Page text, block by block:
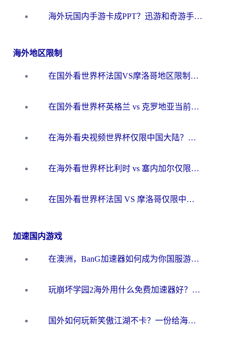
海外玩国内手游卡成PPT？迅游和奇游手游哪个好？一篇讲透回国加速器怎么选
海外地区限制
在国外看世界杯法国VS摩洛哥地区限制？这篇指南让你流畅看中文解说无压力
在国外看世界杯英格兰 vs 克罗地亚当前地区不可播放？这篇指南帮你搞定所有海外观赛难题
在海外看央视频世界杯仅限中国大陆？这篇指南帮你解锁中文解说+无卡顿直播
在海外看世界杯比利时 vs 塞内加尔仅限中国大陆？我找到了最流畅的中文解说之路
在国外看世界杯法国 VS 摩洛哥仅限中国大陆？海外党这样看中文解说赛事不卡顿
加速国内游戏
在澳洲，BanG加速器如何成为你国服游戏的“时光机”？
玩崩坏学园2海外用什么免费加速器好？2026海外党亲测国服游戏加速指南
国外如何玩新笑傲江湖不卡？一份给海外游子的终极网络指南